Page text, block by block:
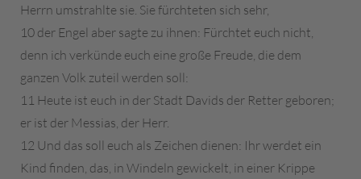
Herrn umstrahlte sie. Sie fürchteten sich sehr,
10 der Engel aber sagte zu ihnen: Fürchtet euch nicht,
denn ich verkünde euch eine große Freude, die dem
ganzen Volk zuteil werden soll:
11 Heute ist euch in der Stadt Davids der Retter geboren;
er ist der Messias, der Herr.
12 Und das soll euch als Zeichen dienen: Ihr werdet ein
Kind finden, das, in Windeln gewickelt, in einer Krippe